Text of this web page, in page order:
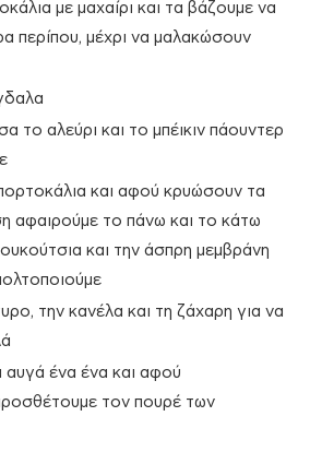
με μαχαίρι και τα βάζουμε να
περίπου, μέχρι να μαλακώσουν
το αλεύρι και το μπέικιν πάουντερ
και αφού κρυώσουν τα
αφαιρούμε το πάνω και το κάτω
και την άσπρη μεμβράνη
την κανέλα και τη ζάχαρη για να
ένα ένα και αφού
τον πουρέ των